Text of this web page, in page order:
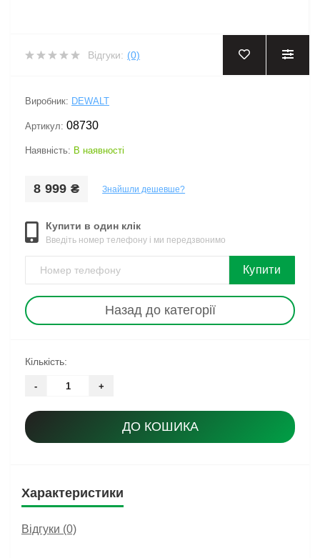
Відгуки: (0)
Виробник: DEWALT
Артикул: 08730
Наявність: В наявності
8 999 ₴ Знайшли дешевше?
Купити в один клік
Введіть номер телефону і ми передзвонимо
Купити
Назад до категорії
Кількість:
- +
ДО КОШИКА
Характеристики
Відгуки (0)